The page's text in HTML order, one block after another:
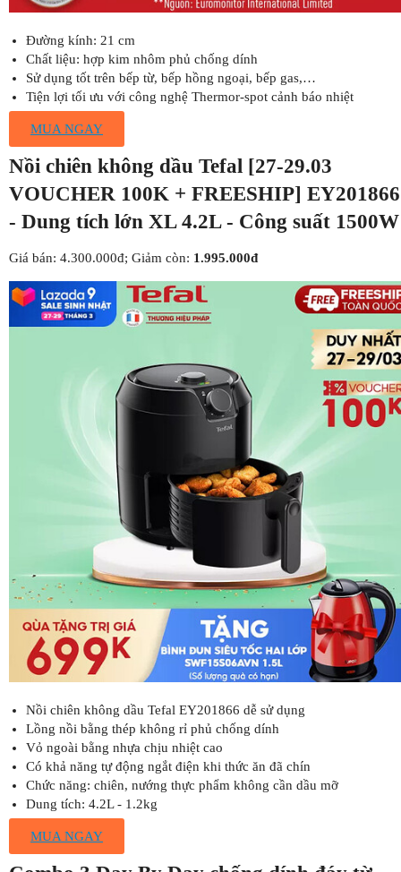
Đường kính: 21 cm
Chất liệu: hợp kim nhôm phủ chống dính
Sử dụng tốt trên bếp từ, bếp hồng ngoại, bếp gas,…
Tiện lợi tối ưu với công nghệ Thermor-spot cảnh báo nhiệt
MUA NGAY
Nồi chiên không dầu Tefal [27-29.03
VOUCHER 100K + FREESHIP] EY201866
- Dung tích lớn XL 4.2L - Công suất 1500W
Giá bán: 4.300.000đ; Giảm còn: 1.995.000đ
Nồi chiên không dầu Tefal EY201866 dễ sử dụng
Lồng nồi bằng thép không rỉ phủ chống dính
Vỏ ngoài bằng nhựa chịu nhiệt cao
Có khả năng tự động ngắt điện khi thức ăn đã chín
Chức năng: chiên, nướng thực phẩm không cần dầu mỡ
Dung tích: 4.2L - 1.2kg
MUA NGAY